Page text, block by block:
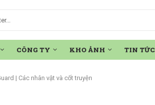
CÔNG TY KHO ẢNH TIN TỨC
| Các nhân vật và cốt truyện